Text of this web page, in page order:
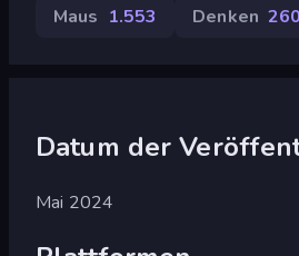
Maus 1.553 Denken 260
Datum der
Mai 2024